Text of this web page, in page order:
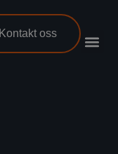
Kontakt oss